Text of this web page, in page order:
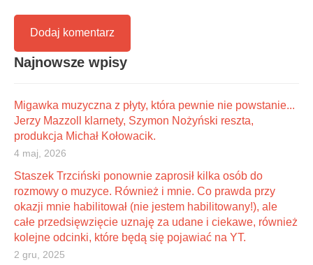
Najnowsze wpisy
Migawka muzyczna z płyty, która pewnie nie powstanie...
Jerzy Mazzoll klarnety, Szymon Nożyński reszta,
produkcja Michał Kołowacik.
4 maj, 2026
Staszek Trzciński ponownie zaprosił kilka osób do
rozmowy o muzyce. Również i mnie. Co prawda przy
okazji mnie habilitował (nie jestem habilitowany!), ale
całe przedsięwzięcie uznaję za udane i ciekawe, również
kolejne odcinki, które będą się pojawiać na YT.
2 gru, 2025